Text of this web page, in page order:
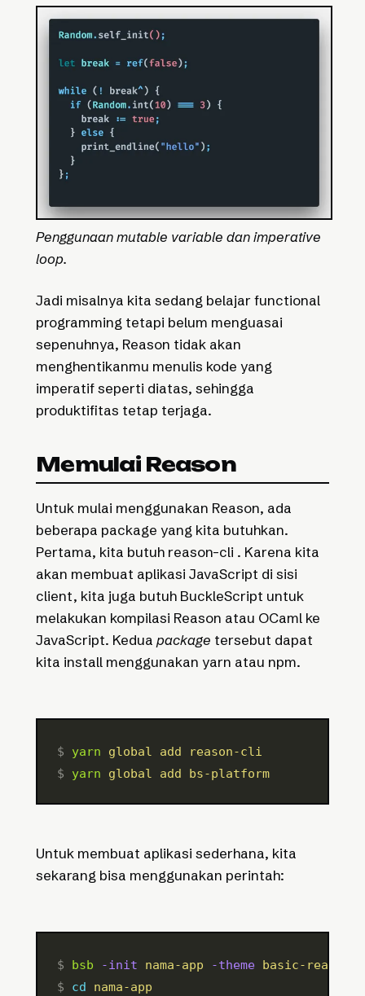
Penggunaan mutable variable dan imperative
loop.
Jadi misalnya kita sedang belajar functional
programming tetapi belum menguasai
sepenuhnya, Reason tidak akan
menghentikanmu menulis kode yang
imperatif seperti diatas, sehingga
produktifitas tetap terjaga.
Memulai Reason
Untuk mulai menggunakan Reason, ada
beberapa package yang kita butuhkan.
Pertama, kita butuh reason-cli . Karena kita
akan membuat aplikasi JavaScript di sisi
client, kita juga butuh BuckleScript untuk
melakukan kompilasi Reason atau OCaml ke
JavaScript. Kedua package tersebut dapat
kita install menggunakan yarn atau npm.
$ yarn global add
reason-cli
$ yarn global add bs-platform
Untuk membuat aplikasi sederhana, kita
sekarang bisa menggunakan perintah:
$ bsb -init nama-app -theme basic-reason
$ cd nama-app